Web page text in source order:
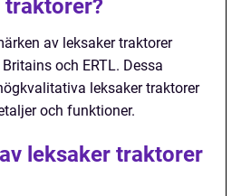
traktorer?
av leksaker traktorer
och ERTL. Dessa
leksaker traktorer
och funktioner.
leksaker traktorer